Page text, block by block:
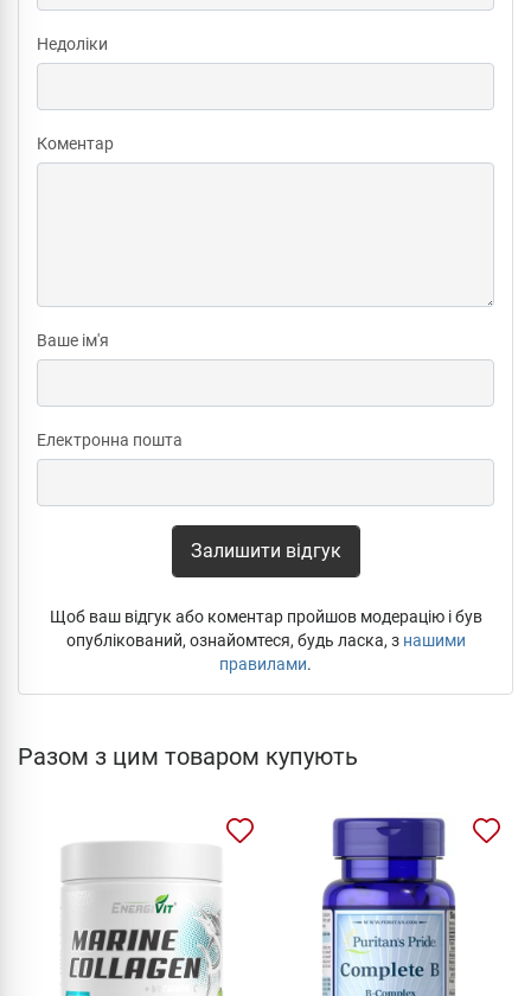
Недоліки
Коментар
Ваше ім'я
Електронна пошта
Залишити відгук
Щоб ваш відгук або коментар пройшов модерацію і був
опублікований, ознайомтеся, будь ласка, з нашими
правилами.
Разом з цим товаром купують